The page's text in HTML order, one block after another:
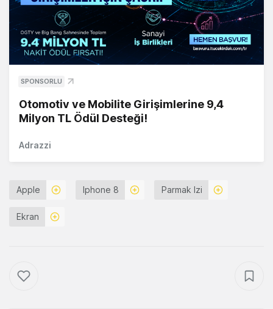
SPONSORLU
Otomotiv ve Mobilite Girişimlerine 9,4
Milyon TL Ödül Desteği!
Adrazzi
Apple Iphone 8 Parmak Izi
Ekran